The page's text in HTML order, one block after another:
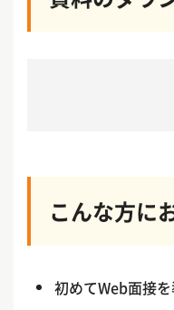
こんな方に
初めてWeb面接